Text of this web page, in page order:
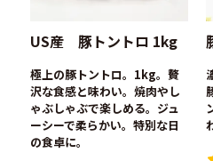
US産 豚トントロ 1kg
極上の豚トントロ。1kg。贅
沢な食感と味わい。焼肉やし
ゃぶしゃぶで楽しめる。ジュ
ーシーで柔らかい。特別な日
の食卓に。